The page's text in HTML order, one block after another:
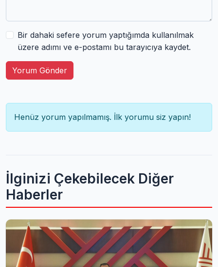
Bir dahaki sefere yorum yaptığımda kullanılmak
üzere adımı ve e-postamı bu tarayıcıya kaydet.
Yorum Gönder
Henüz yorum yapılmamış. İlk yorumu siz yapın!
İlginizi Çekebilecek Diğer
Haberler